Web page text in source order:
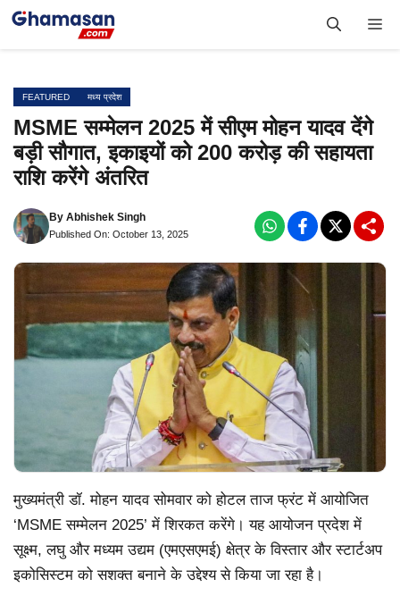
Skip
FEATURED मध्य प्रदेश
MSME सम्मेलन 2025 में सीएम मोहन यादव देंगे
बड़ी सौगात, इकाइयों को 200 करोड़ की सहायता
राशि करेंगे अंतरित
By Abhishek Singh
Published On: October 13, 2025
मुख्यमंत्री डॉ. मोहन यादव सोमवार को होटल ताज फ्रंट में आयोजित
‘MSME सम्मेलन 2025’ में शिरकत करेंगे। यह आयोजन प्रदेश में
सूक्ष्म, लघु और मध्यम उद्यम (एमएसएमई) क्षेत्र के विस्तार और स्टार्टअप
इकोसिस्टम को सशक्त बनाने के उद्देश्य से किया जा रहा है।